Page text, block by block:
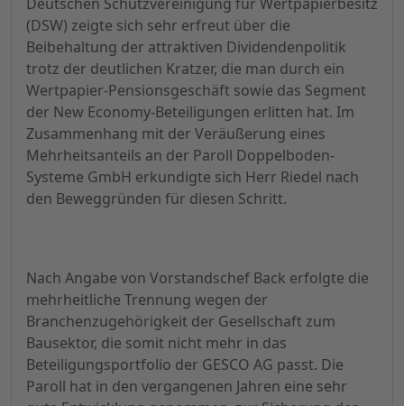
(DSW) zeigte sich sehr erfreut über die
Beibehaltung der attraktiven Dividendenpolitik
trotz der deutlichen Kratzer, die man durch ein
Wertpapier-Pensionsgeschäft sowie das Segment
der New Economy-Beteiligungen erlitten hat. Im
Zusammenhang mit der Veräußerung eines
Mehrheitsanteils an der Paroll Doppelboden-
Systeme GmbH erkundigte sich Herr Riedel nach
den Beweggründen für diesen Schritt.
Nach Angabe von Vorstandschef Back erfolgte die
mehrheitliche Trennung wegen der
Branchenzugehörigkeit der Gesellschaft zum
Bausektor, die somit nicht mehr in das
Beteiligungsportfolio der GESCO AG passt. Die
Paroll hat in den vergangenen Jahren eine sehr